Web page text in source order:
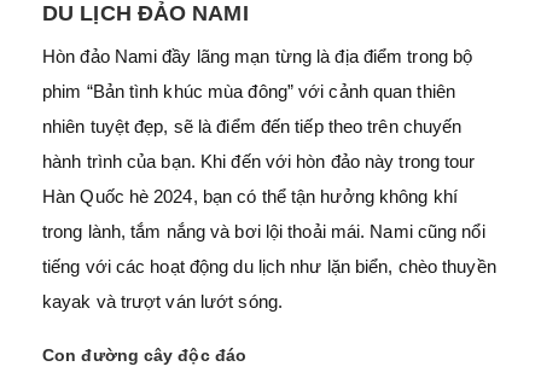
DU LỊCH ĐẢO NAMI
Hòn đảo Nami đầy lãng mạn từng là địa điểm trong bộ
phim “Bản tình khúc mùa đông” với cảnh quan thiên
nhiên tuyệt đẹp, sẽ là điểm đến tiếp theo trên chuyến
hành trình của bạn. Khi đến với hòn đảo này trong tour
Hàn Quốc hè 2024, bạn có thể tận hưởng không khí
trong lành, tắm nắng và bơi lội thoải mái. Nami cũng nổi
tiếng với các hoạt động du lịch như lặn biển, chèo thuyền
kayak và trượt ván lướt sóng.
Con đường cây độc đáo